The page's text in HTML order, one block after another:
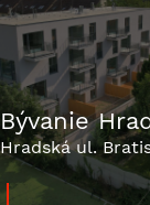
Bývanie
Hradská ul.